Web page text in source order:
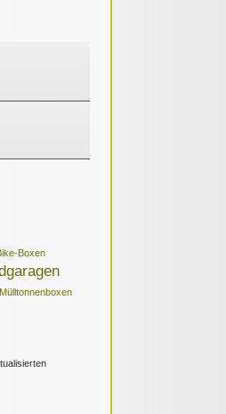
Boxen
Mülltonnenboxen